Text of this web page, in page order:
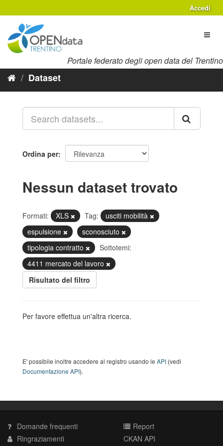
al
contenuto
Accedi
Portale federato degli open data del Trentino
Dataset
Ordina per
Nessun dataset trovato
Formati: XLS Tag:
usciti mobilità
espulsione
sconosciuto
tipologia contratto
Sottotemi:
4411 mercato del lavoro
Risultato del filtro
Per favore effettua un'altra ricerca.
E' possibile inoltre accedere al registro usando le API (vedi
Documentazione API).
Domande frequenti
Ringraziamenti
Report
CKAN API